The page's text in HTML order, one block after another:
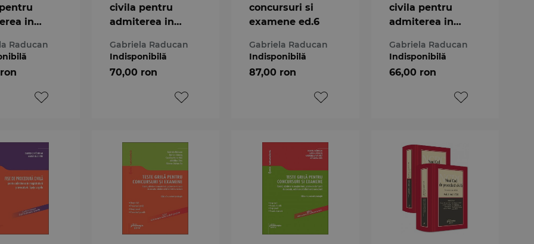
in
Ed.4
Raducan
civila pentru
admiterea in
avocatura. Ed.3
Gabriela Raducan
Indisponibilă
70,00 ron
concursuri si
examene ed.6
Gabriela Raducan
Indisponibilă
87,00 ron
civila pentru
admiterea in
avocatura. Spete
si grile ed.2
Gabriela Raducan
Indisponibilă
66,00 ron